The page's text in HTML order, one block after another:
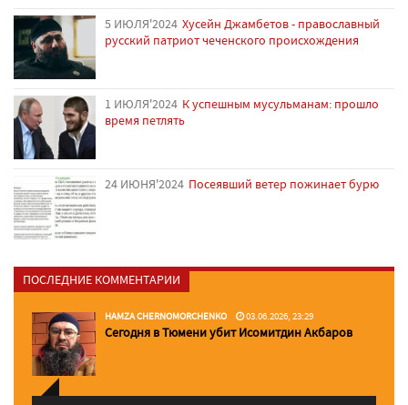
5 ИЮЛЯ'2024 Хусейн Джамбетов - православный
русский патриот чеченского происхождения
1 ИЮЛЯ'2024 К успешным мусульманам: прошло
время петлять
24 ИЮНЯ'2024 Посеявший ветер пожинает бурю
ПОСЛЕДНИЕ КОММЕНТАРИИ
HAMZA CHERNOMORCHENKO 03.06.2026, 23:29
Сегодня в Тюмени убит Исомитдин Акбаров